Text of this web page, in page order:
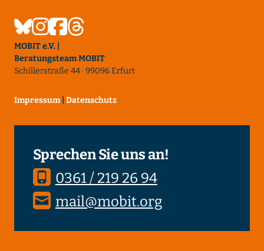
MOBIT e.V. |
Beratungsteam MOBIT
Schillerstraße 44 · 99096 Erfurt
Impressum Datenschutz
Sprechen Sie uns an!
0361 / 219 26 94
mail@mobit.org